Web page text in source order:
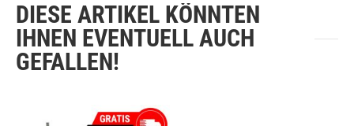
DIESE ARTIKEL KÖNNTEN
IHNEN EVENTUELL AUCH
GEFALLEN!